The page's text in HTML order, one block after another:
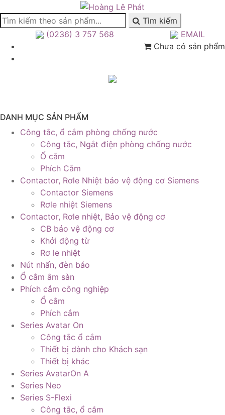
Tìm kiếm
(0236) 3 757 568
EMAIL
Chưa có sản phẩm
DANH MỤC SẢN PHẨM
Công tắc, ổ cắm phòng chống nước
Công tắc, Ngắt điện phòng chống nước
Ổ cắm
Phích Cắm
Contactor, Rơle Nhiệt bảo vệ động cơ Siemens
Contactor Siemens
Rơle nhiệt Siemens
Contactor, Rơle nhiệt, Bảo vệ động cơ
CB bảo vệ động cơ
Khởi động từ
Rơ le nhiệt
Nút nhấn, đèn báo
Ổ cắm âm sàn
Phích cắm công nghiệp
Ổ cắm
Phích cắm
Series Avatar On
Công tắc ổ cắm
Thiết bị dành cho Khách sạn
Thiết bị khác
Series AvatarOn A
Series Neo
Series S-Flexi
Công tắc, ổ cắm